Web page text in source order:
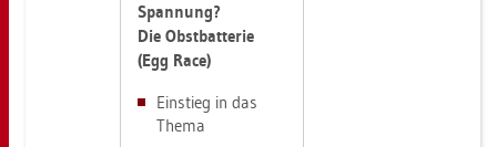
Span­nung?
Die Obst­bat­te­rie
(Egg Race)
Ein­stieg in das
Thema